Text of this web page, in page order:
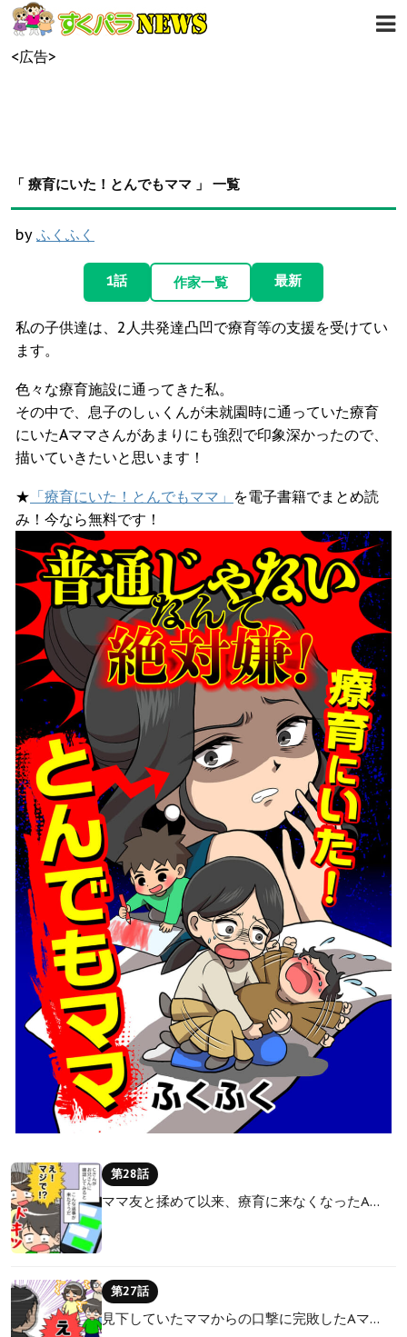
<広告>
「 療育にいた！とんでもママ 」 一覧
by ふくふく
1話 作家一覧 最新
私の子供達は、2人共発達凸凹で療育等の支援を受けてい
ます。
色々な療育施設に通ってきた私。
その中で、息子のしぃくんが未就園時に通っていた療育
にいたAママさんがあまりにも強烈で印象深かったので、
描いていきたいと思います！
★ 「療育にいた！とんでもママ」 を電子書籍でまとめ読
み！今なら無料です！
第28話
ママ友と揉めて以来、療育に来なくなったA…
第27話
見下していたママからの口撃に完敗したAマ…